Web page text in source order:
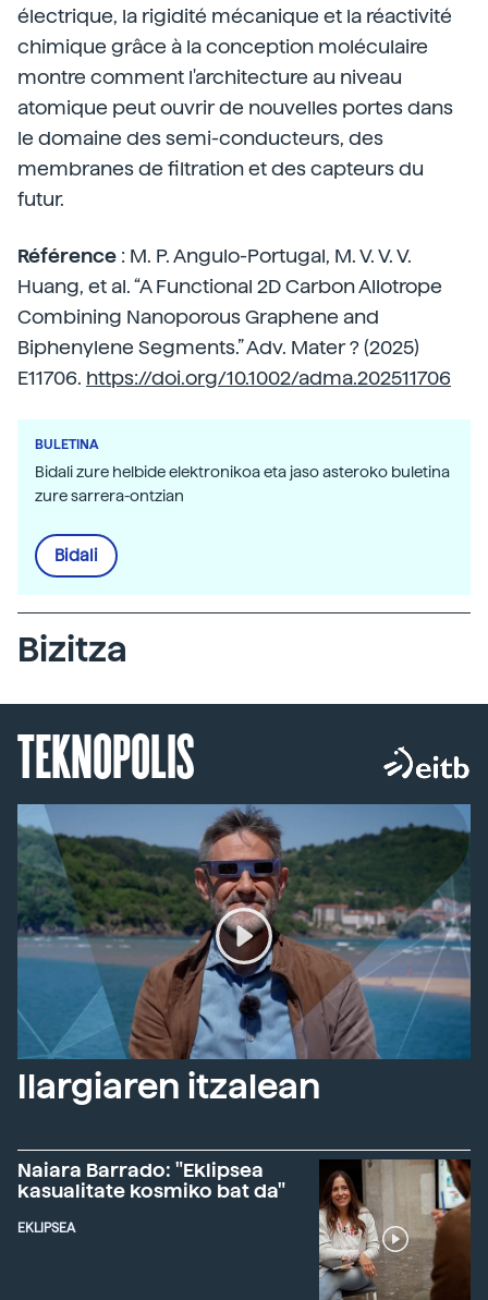
électrique, la rigidité mécanique et la réactivité
chimique grâce à la conception moléculaire
montre comment l'architecture au niveau
atomique peut ouvrir de nouvelles portes dans
le domaine des semi-conducteurs, des
membranes de filtration et des capteurs du
futur.
Référence : M. P. Angulo-Portugal, M. V. V. V.
Huang, et al. “A Functional 2D Carbon Allotrope
Combining Nanoporous Graphene and
Biphenylene Segments.” Adv. Mater ? (2025)
E11706. https://doi.org/10.1002/adma.202511706
BULETINA
Bidali zure helbide elektronikoa eta jaso asteroko buletina
zure sarrera-ontzian
Bidali
Bizitza
TEKNOPOLIS
Ilargiaren itzalean
Naiara Barrado: "Eklipsea
kasualitate kosmiko bat da"
EKLIPSEA